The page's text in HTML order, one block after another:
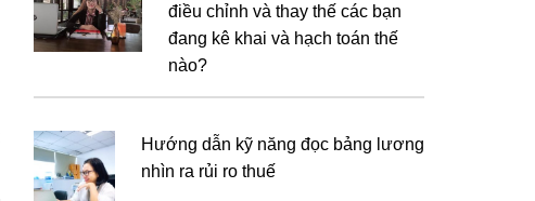
điều chỉnh và thay thế các bạn
đang kê khai và hạch toán thế
nào?
Hướng dẫn kỹ năng đọc bảng lương
nhìn ra rủi ro thuế